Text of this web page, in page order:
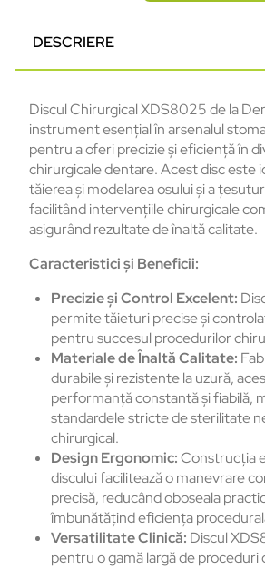
DESCRIERE
Discul Chirurgical XDS8025 de la
instrument esențial în arsenalul
pentru a oferi precizie și eficiență în
chirurgicale dentare. Acest disc este
tăierea și modelarea osului și a
facilitând intervențiile chirurgicale
asigurând rezultate de înaltă calitate.
Caracteristici și Beneficii:
Precizie și Control Excelent:
permite tăieturi precise și
pentru succesul procedurilor
Materiale de Înaltă Calitate:
durabile și rezistente la uzură,
performanță constantă și fiabilă,
standardele stricte de sterilitate
chirurgical.
Design Ergonomic:Construcția
discului facilitează o manevrare
precisă, reducând oboseala
îmbunătățind eficiența
Versatilitate Clinică: Discul
pentru o gamă largă de proceduri